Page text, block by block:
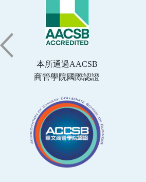
本所通過AACSB
商管學院國際認證